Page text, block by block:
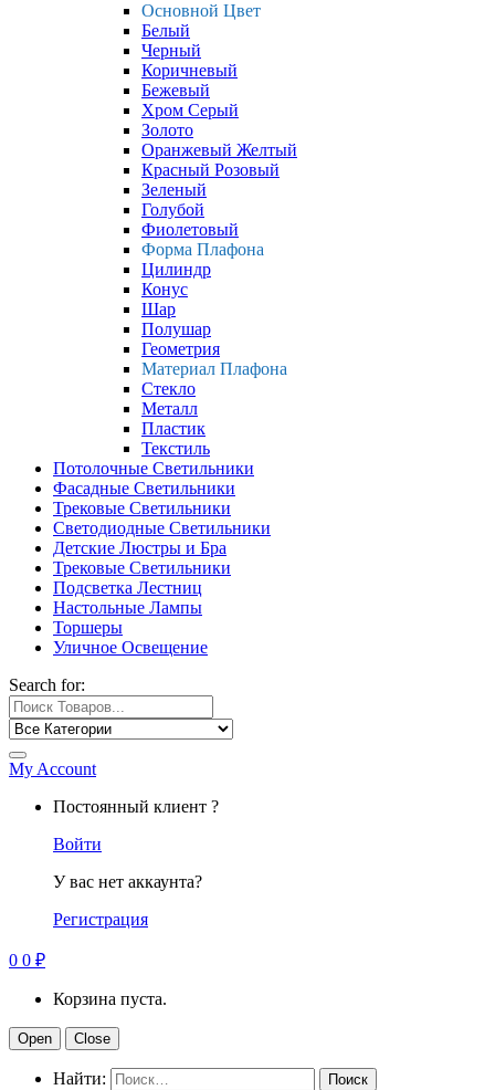
Основной Цвет
Белый
Черный
Коричневый
Бежевый
Хром Серый
Золото
Оранжевый Желтый
Красный Розовый
Зеленый
Голубой
Фиолетовый
Форма Плафона
Цилиндр
Конус
Шар
Полушар
Геометрия
Материал Плафона
Стекло
Металл
Пластик
Текстиль
Потолочные Светильники
Фасадные Светильники
Трековые Светильники
Светодиодные Светильники
Детские Люстры и Бра
Трековые Светильники
Подсветка Лестниц
Настольные Лампы
Торшеры
Уличное Освещение
Search for:
My Account
Постоянный клиент ?
Войти
У вас нет аккаунта?
Регистрация
0 0 ₽
Корзина пуста.
Open Close
Найти: